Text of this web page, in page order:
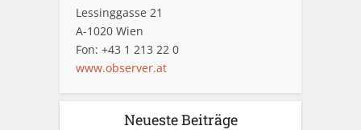
Lessinggasse 21
A-1020 Wien
Fon: +43 1 213 22 0
www.observer.at
Neueste Beiträge